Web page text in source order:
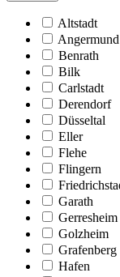
Altstadt
Angermund
Benrath
Bilk
Carlstadt
Derendorf
Düsseltal
Eller
Flehe
Flingern
Garath
Gerresheim
Golzheim
Grafenberg
Hafen